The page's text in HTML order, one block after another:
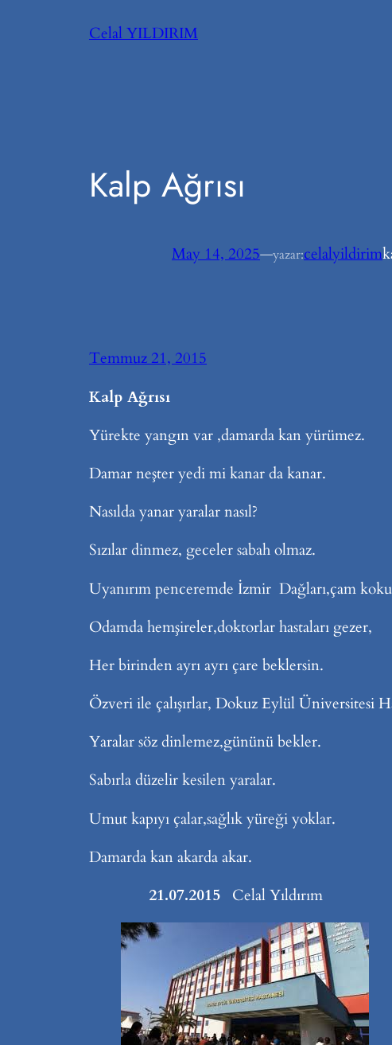
Celal YILDIRIM
Kalp Ağrısı
May 14, 2025—yazar:celalyildirim
Temmuz 21, 2015
Kalp Ağrısı
Yürekte yangın var ,damarda kan yürümez.
Damar neşter yedi mi kanar da kanar.
Nasılda yanar yaralar nasıl?
Sızılar dinmez, geceler sabah olmaz.
Uyanırım penceremde İzmir Dağları,çam
Odamda hemşireler,doktorlar hastaları gezer,
Her birinden ayrı ayrı çare beklersin.
Özveri ile çalışırlar, Dokuz Eylül Üniversitesi
Yaralar söz dinlemez,gününü bekler.
Sabırla düzelir kesilen yaralar.
Umut kapıyı çalar,sağlık yüreği yoklar.
Damarda kan akarda akar.
21.07.2015 Celal Yıldırım